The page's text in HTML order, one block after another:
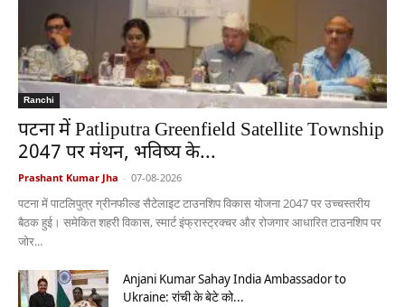
Ranchi
पटना में Patliputra Greenfield Satellite Township
2047 पर मंथन, भविष्य के...
Prashant Kumar Jha - 07-08-2026
पटना में पाटलिपुत्र ग्रीनफील्ड सैटेलाइट टाउनशिप विकास योजना 2047 पर उच्चस्तरीय
बैठक हुई। समेकित शहरी विकास, स्मार्ट इंफ्रास्ट्रक्चर और रोजगार आधारित टाउनशिप पर
जोर...
Anjani Kumar Sahay India Ambassador to
Ukraine: रांची के बेटे को...